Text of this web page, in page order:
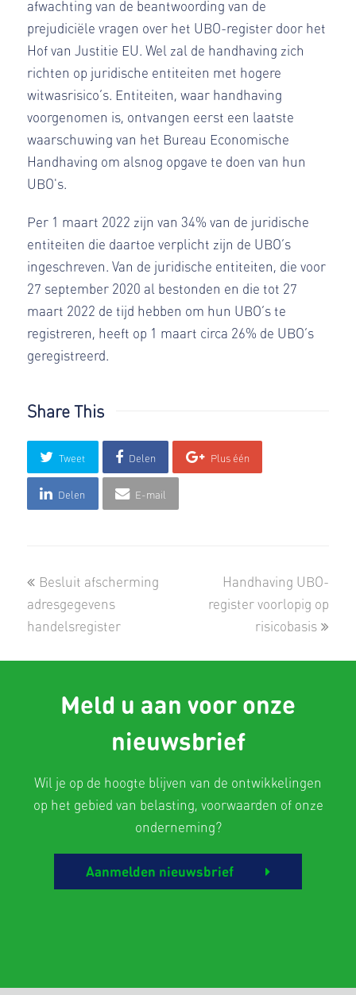
afwachting van de beantwoording van de
prejudiciële vragen over het UBO-register door het
Hof van Justitie EU. Wel zal de handhaving zich
richten op juridische entiteiten met hogere
witwasrisico’s. Entiteiten, waar handhaving
voorgenomen is, ontvangen eerst een laatste
waarschuwing van het Bureau Economische
Handhaving om alsnog opgave te doen van hun
UBO's.
Per 1 maart 2022 zijn van 34% van de juridische
entiteiten die daartoe verplicht zijn de UBO’s
ingeschreven. Van de juridische entiteiten, die voor
27 september 2020 al bestonden en die tot 27
maart 2022 de tijd hebben om hun UBO’s te
registreren, heeft op 1 maart circa 26% de UBO’s
geregistreerd.
Share This
Tweet Delen Plus één
Delen E-mail
previous
post:
Besluit afscherming
adresgegevens
handelsregister
next
post:
Handhaving UBO-
register voorlopig op
risicobasis
Meld u aan voor onze
nieuwsbrief
Wil je op de hoogte blijven van de ontwikkelingen
op het gebied van belasting, voorwaarden of onze
onderneming?
Aanmelden nieuwsbrief